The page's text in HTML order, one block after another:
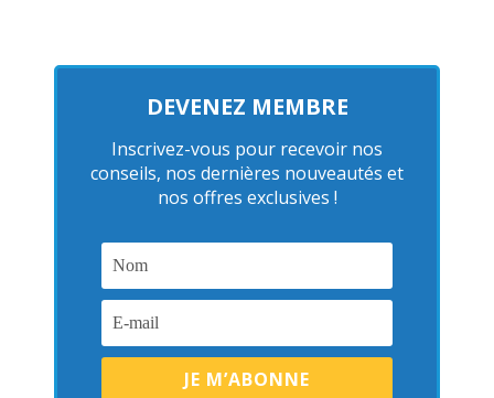
DEVENEZ MEMBRE
Inscrivez-vous pour recevoir nos
conseils, nos dernières nouveautés et
nos offres exclusives !